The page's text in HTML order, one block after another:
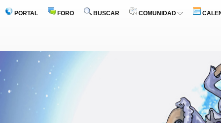
PORTAL FORO BUSCAR COMUNIDAD